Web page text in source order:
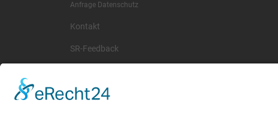
Anfrage Datenschutz
Kontakt
SR-Feedback